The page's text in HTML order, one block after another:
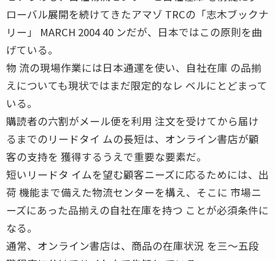
ローバル展開を続けてきたアマゾ TRCの「志木ブックナ
リー」 MARCH 2004 40 ンだが、日本ではこの原則を曲
げている。
物 流の現場作業には日本通運を使い、自社在庫 の品揃
えについても現状ではまだ限定的なレ ベルにとどまって
いる。
購読者の六割がメール便を利用 注文を受けてから届け
るまでのリードタイ ムの長短は、オンライン書店が顧
客の支持を 獲得するうえで重要な要素だ。
短いリードタ イムを望む顧客ニーズに応るためには、出
荷 機能まで備えた物流センターを構え、そこに 市場ニ
ーズにあった品揃えの自社在庫を持つ ことが必須条件に
なる。
通常、オンライン書店は、商品の在庫状況 を三〜五段